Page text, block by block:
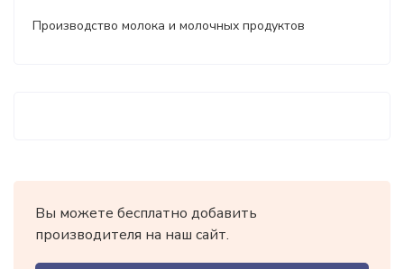
Производство молока и молочных продуктов
Вы можете бесплатно добавить
производителя на наш сайт.